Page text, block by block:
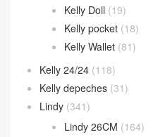
Kelly Doll (19)
Kelly pocket (18)
Kelly Wallet (81)
Kelly 24/24 (118)
Kelly depeches (31)
Lindy (341)
Lindy 26CM (164)